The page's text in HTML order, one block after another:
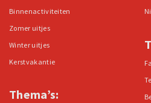
Binnenactiviteiten
Zomer uitjes
Winter uitjes
Kerstvakantie
Thema’s: